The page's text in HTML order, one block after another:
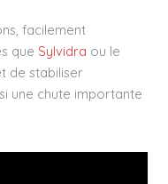
facilement
que Sylvidra ou le
de stabiliser
une chute importante